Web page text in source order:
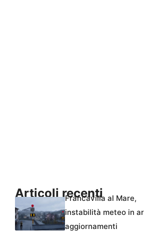
Articoli recenti
Francavilla al Mare,
instabilità meteo in
aggiornamenti